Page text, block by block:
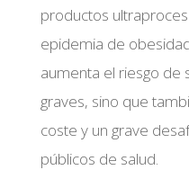
productos
epidemia de
aumenta el riesgo
graves, sino que
coste y un grave
públicos de salud.